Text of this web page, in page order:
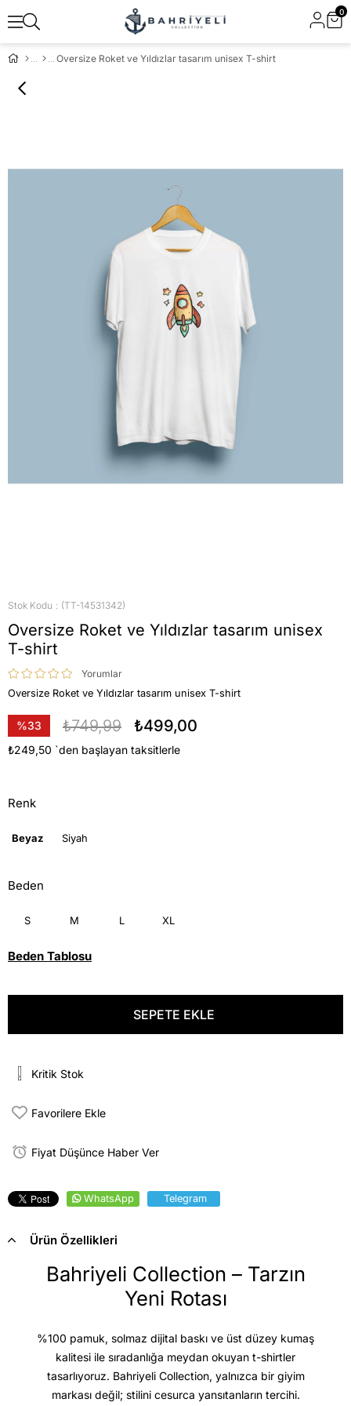
0
Oversize Roket ve Yıldızlar tasarım unisex T-shirt
Stok Kodu (TT-14531342)
Oversize Roket ve Yıldızlar tasarım unisex
T-shirt
Yorumlar
Oversize Roket ve Yıldızlar tasarım unisex T-shirt
%33
İndirim
₺749,99 ₺499,00
₺249,50 `den başlayan taksitlerle
Renk
Beyaz Siyah
Beden
S M L XL
Beden Tablosu
Kritik Stok
Favorilere Ekle
Fiyat Düşünce Haber Ver
WhatsApp Telegram
Ürün Özellikleri
Bahriyeli Collection – Tarzın
Yeni Rotası
%100 pamuk, solmaz dijital baskı ve üst düzey kumaş
kalitesi ile sıradanlığa meydan okuyan t-shirtler
tasarlıyoruz. Bahriyeli Collection, yalnızca bir giyim
markası değil; stilini cesurca yansıtanların tercihi.